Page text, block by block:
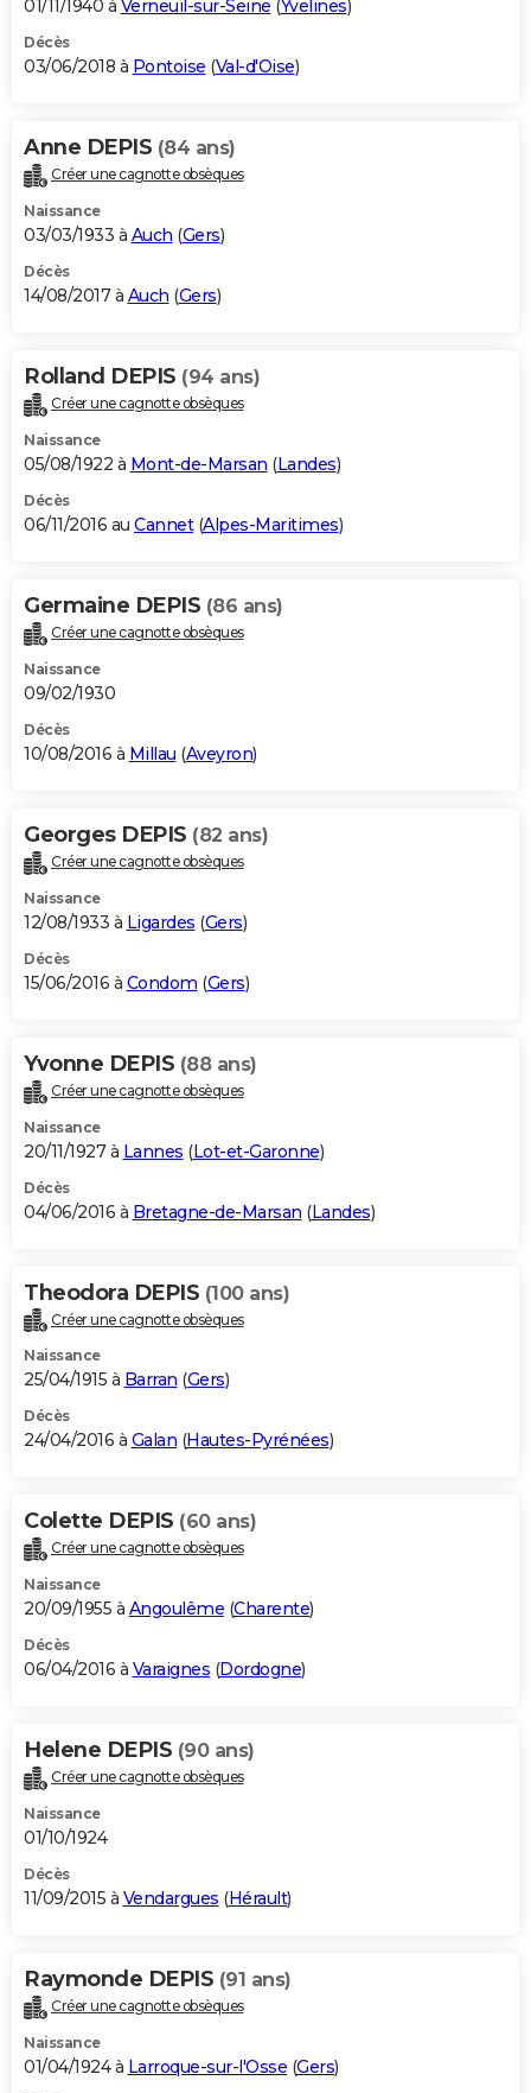
01/11/1940 à Verneuil-sur-Seine (Yvelines)
Décès
03/06/2018 à Pontoise (Val-d'Oise)
Anne DEPIS (84 ans)
Créer une cagnotte obsèques
Naissance
03/03/1933 à Auch (Gers)
Décès
14/08/2017 à Auch (Gers)
Rolland DEPIS (94 ans)
Créer une cagnotte obsèques
Naissance
05/08/1922 à Mont-de-Marsan (Landes)
Décès
06/11/2016 au Cannet(Alpes-Maritimes)
Germaine DEPIS (86 ans)
Créer une cagnotte obsèques
Naissance
09/02/1930
Décès
10/08/2016 à Millau (Aveyron)
Georges DEPIS (82 ans)
Créer une cagnotte obsèques
Naissance
12/08/1933 à Ligardes (Gers)
Décès
15/06/2016 à Condom (Gers)
Yvonne DEPIS (88 ans)
Créer une cagnotte obsèques
Naissance
20/11/1927 à Lannes (Lot-et-Garonne)
Décès
04/06/2016 à Bretagne-de-Marsan (Landes)
Theodora DEPIS (100 ans)
Créer une cagnotte obsèques
Naissance
25/04/1915 à Barran (Gers)
Décès
24/04/2016 à Galan (Hautes-Pyrénées)
Colette DEPIS (60 ans)
Créer une cagnotte obsèques
Naissance
20/09/1955 à Angoulême (Charente)
Décès
06/04/2016 à Varaignes (Dordogne)
Helene DEPIS (90 ans)
Créer une cagnotte obsèques
Naissance
01/10/1924
Décès
11/09/2015 à Vendargues (Hérault)
Raymonde DEPIS (91 ans)
Créer une cagnotte obsèques
Naissance
01/04/1924 à Larroque-sur-l'Osse (Gers)